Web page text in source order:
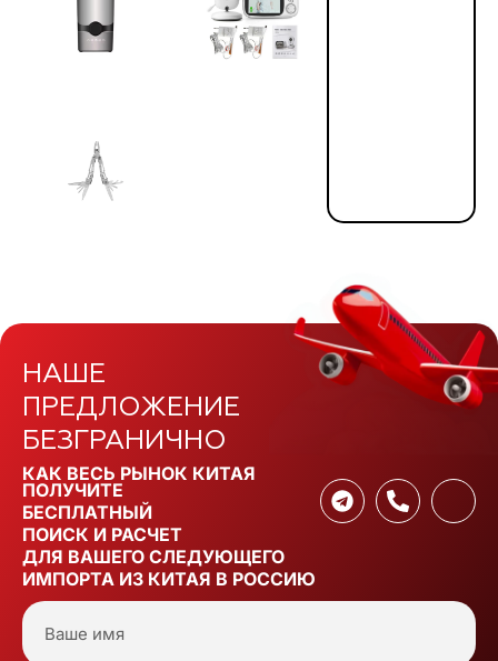
НАШЕ
ПРЕДЛОЖЕНИЕ
БЕЗГРАНИЧНО
КАК ВЕСЬ РЫНОК КИТАЯ
ПОЛУЧИТЕ
БЕСПЛАТНЫЙ
ПОИСК И РАСЧЕТ
ДЛЯ ВАШЕГО СЛЕДУЮЩЕГО
ИМПОРТА ИЗ КИТАЯ В РОССИЮ